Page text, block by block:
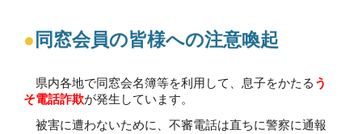
● 同窓会員の皆様への注意喚起
県内各地で同窓会名簿等を利用して、息子をかたる う
そ電話詐欺が発生しています。
被害に遭わないために、不審電話は直ちに警察に通報